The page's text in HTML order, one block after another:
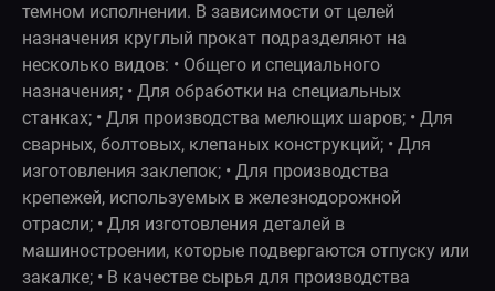
темном исполнении. В зависимости от целей
назначения круглый прокат подразделяют на
несколько видов: • Общего и специального
назначения; • Для обработки на специальных
станках; • Для производства мелющих шаров; • Для
сварных, болтовых, клепаных конструкций; • Для
изготовления заклепок; • Для производства
крепежей, используемых в железнодорожной
отрасли; • Для изготовления деталей в
машиностроении, которые подвергаются отпуску или
закалке; • В качестве сырья для производства